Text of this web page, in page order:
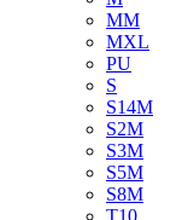
MM
MXL
PU
S
S14M
S2M
S3M
S5M
S8M
T10